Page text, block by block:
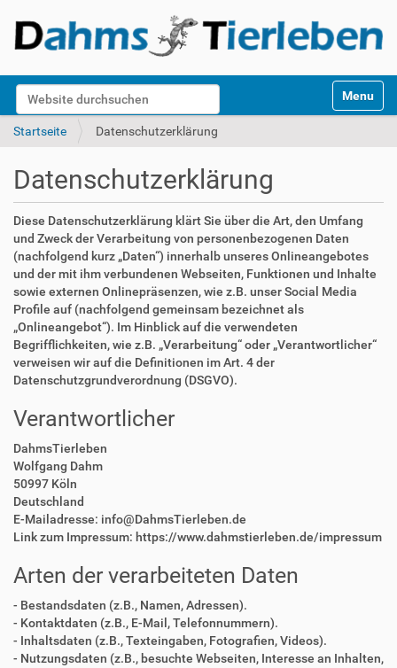
Website durchsuchen
k
Toggle
Startseite Datenschutzerklärung
Datenschutzerklärung
Diese Datenschutzerklärung klärt Sie über die Art, den Umfang
und Zweck der Verarbeitung von personenbezogenen Daten
(nachfolgend kurz „Daten“) innerhalb unseres Onlineangebotes
und der mit ihm verbundenen Webseiten, Funktionen und Inhalte
sowie externen Onlinepräsenzen, wie z.B. unser Social Media
Profile auf (nachfolgend gemeinsam bezeichnet als
„Onlineangebot“). Im Hinblick auf die verwendeten
Begrifflichkeiten, wie z.B. „Verarbeitung“ oder „Verantwortlicher“
verweisen wir auf die Definitionen im Art. 4 der
Datenschutzgrundverordnung (DSGVO).
Verantwortlicher
DahmsTierleben
Wolfgang Dahm
50997 Köln
Deutschland
E-Mailadresse: info@DahmsTierleben.de
Link zum Impressum: https://www.dahmstierleben.de/impressum
Arten der verarbeiteten Daten
- Bestandsdaten (z.B., Namen, Adressen).
- Kontaktdaten (z.B., E-Mail, Telefonnummern).
- Inhaltsdaten (z.B., Texteingaben, Fotografien, Videos).
- Nutzungsdaten (z.B., besuchte Webseiten, Interesse an Inhalten,